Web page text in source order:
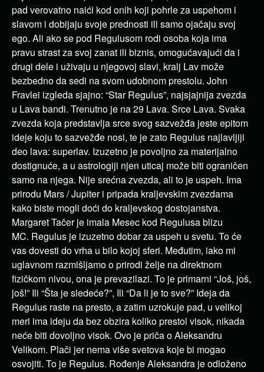
pad verovatno naići kod onih koji pohrle za uspehom i
slavom i dobijaju svoje prednosti ili samo ojačaju svoj
ego. Ali ako se pod Regulusom rodi osoba koja ima
pravu strast za svoj zanat ili biznis, omogućavajući da i
drugi dele i uživaju u njegovoj slavi, kralj Lav može
bezbedno da sedi na svom udobnom prestolu. John
Fravlei izgleda sjajno: “Star Regulus”, najsjajnija zvezda
u Lava bandi. Trenutno je na 29 Lava. Srce Lava. Svaka
zvezda koja predstavlja srce svog sazvežđa jeste epitom
ideje koju to sazvežđe nosi, te je zato Regulus najlavljiji
deo lava: superlav. Izuzetno je povoljno za materijalno
dostignuće, a u astrologiji njen uticaj može biti ograničen
samo na njega. Nije srećna zvezda, ali to je uspeh. Ima
prirodu Mars / Jupiter i pripada kraljevskim zvezdama
kako biste mogli doći do kraljevskog dostojanstva.
Margaret Tačer je imala Mesec kod Regulusa blizu
MC. Regulus je izuzetno dobar za uspeh u svetu. To će
vas dovesti do vrha u bilo kojoj sferi. Međutim, iako mi
uglavnom razmišljamo o prirodi želje na direktnom
fizičkom nivou, ona je prevazilazi. To je primarni “Još, još,
još!” Ili “Šta je sledeće?”, Ili “Da li je to sve?” Ideja da
Regulus raste na presto, a zatim uzrokuje pad, u velikoj
meri ima ideju da bez obzira koliko prestol visok, nikada
neće biti dovoljno visok. Ovo je priča o Aleksandru
Velikom. Plači jer nema više svetova koje bi mogao
osvojiti. To je Regulus. Rođenje Aleksandra je odloženo